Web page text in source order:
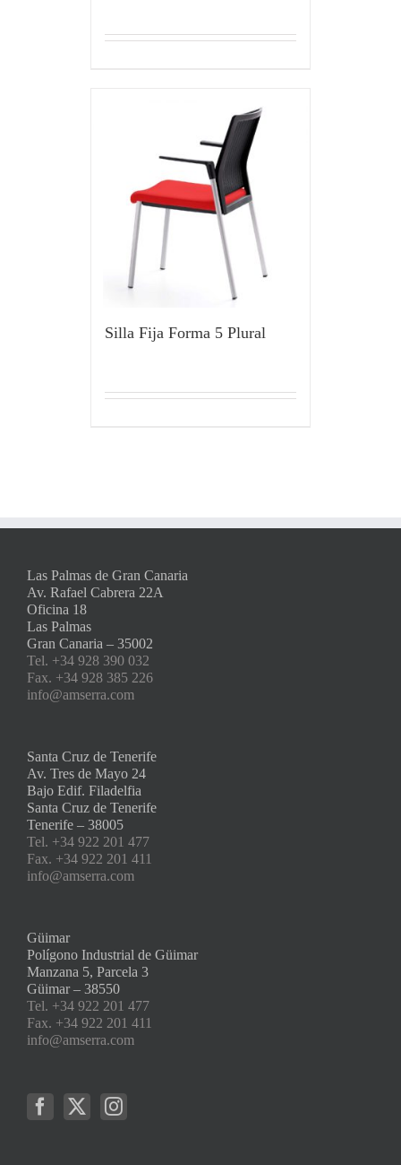
Silla Fija Forma 5 Plural
Las Palmas de Gran Canaria
Av. Rafael Cabrera 22A
Oficina 18
Las Palmas
Gran Canaria – 35002
Tel. +34 928 390 032
Fax. +34 928 385 226
info@amserra.com
Santa Cruz de Tenerife
Av. Tres de Mayo 24
Bajo Edif. Filadelfia
Santa Cruz de Tenerife
Tenerife – 38005
Tel. +34 922 201 477
Fax. +34 922 201 411
info@amserra.com
Güimar
Polígono Industrial de Güimar
Manzana 5, Parcela 3
Güimar – 38550
Tel. +34 922 201 477
Fax. +34 922 201 411
info@amserra.com